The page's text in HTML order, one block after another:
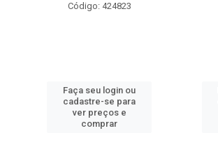
Código: 424823
Faça seu login ou
cadastre-se para
ver preços e
comprar